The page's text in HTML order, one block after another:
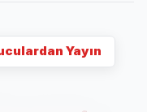
Yayın